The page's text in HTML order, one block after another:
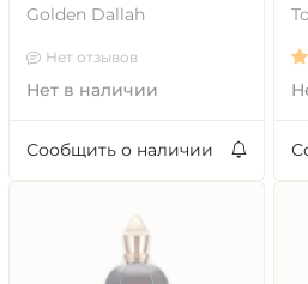
Golden Dallah
Нет отзывов
Нет в наличии
Сообщить о наличии